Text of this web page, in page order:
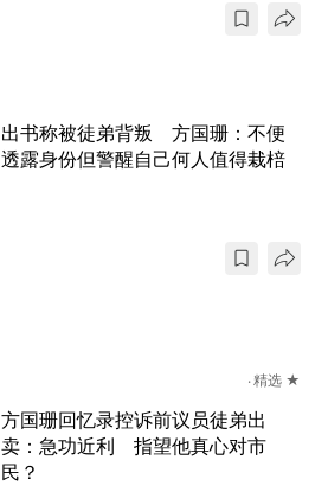
出书称被徒弟背叛 方国珊：不便
透露身份但警醒自己何人值得栽棓
精选 ★
方国珊回忆录控诉前议员徒弟出
卖：急功近利 指望他真心对市
民？